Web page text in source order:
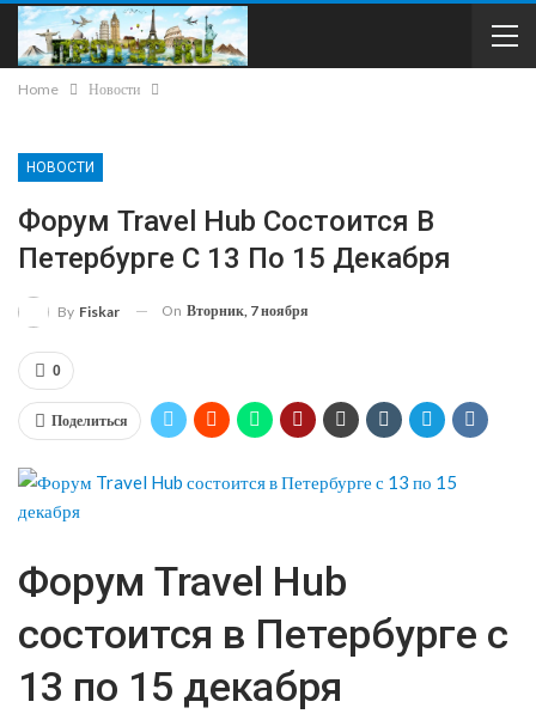
Home Новости
НОВОСТИ
Форум Travel Hub Состоится В
Петербурге С 13 По 15 Декабря
By Fiskar On Вторник, 7 ноября
0
Поделиться
Форум Travel Hub
состоится в Петербурге с
13 по 15 декабря